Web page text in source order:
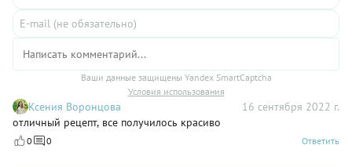
Ваши данные защищены Yandex SmartCaptcha
Условия использования
Ксения Воронцова
16 сентября 2022 г.
отличный рецепт, все получилось красиво
0 0 Ответить